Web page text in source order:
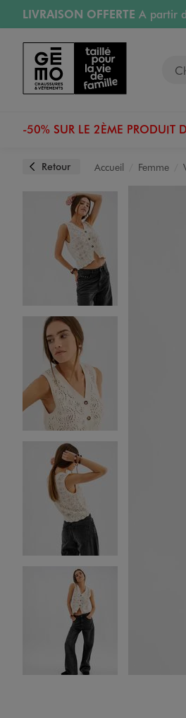
Aller au contenu principal
Aller à la navigation
LIVRAISON OFFERTE A partir
RETRAIT ET LIVRAISON
RÉSERVATION GRATUITE
4h
Retours OFFERTSpendant 30
-50% SUR LE 2ÈME PRODUIT
Retour Accueil Femme
Image 1 sur 4
Image 2 sur 4
Image 3 sur 4